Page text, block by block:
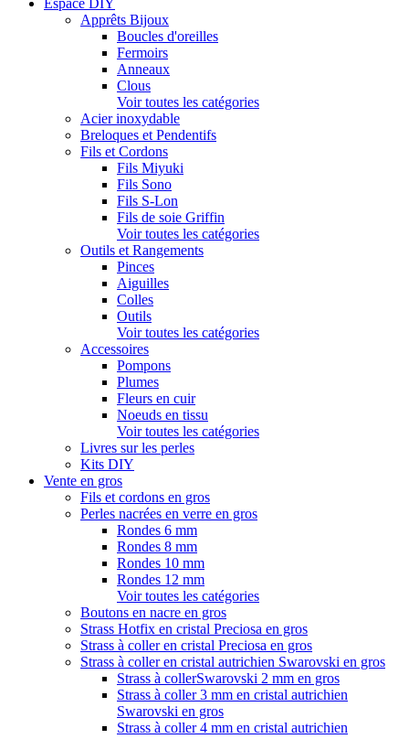
Espace DIY
Apprêts Bijoux
Boucles d'oreilles
Fermoirs
Anneaux
Clous
Voir toutes les catégories
Acier inoxydable
Breloques et Pendentifs
Fils et Cordons
Fils Miyuki
Fils Sono
Fils S-Lon
Fils de soie Griffin
Voir toutes les catégories
Outils et Rangements
Pinces
Aiguilles
Colles
Outils
Voir toutes les catégories
Accessoires
Pompons
Plumes
Fleurs en cuir
Noeuds en tissu
Voir toutes les catégories
Livres sur les perles
Kits DIY
Vente en gros
Fils et cordons en gros
Perles nacrées en verre en gros
Rondes 6 mm
Rondes 8 mm
Rondes 10 mm
Rondes 12 mm
Voir toutes les catégories
Boutons en nacre en gros
Strass Hotfix en cristal Preciosa en gros
Strass à coller en cristal Preciosa en gros
Strass à coller en cristal autrichien Swarovski en gros
Strass à collerSwarovski 2 mm en gros
Strass à coller 3 mm en cristal autrichien
Swarovski en gros
Strass à coller 4 mm en cristal autrichien